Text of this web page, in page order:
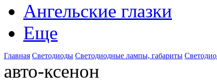
Ангельские глазки
Еще
Главная Светодиоды Светодиодные лампы, габариты
авто-ксенон